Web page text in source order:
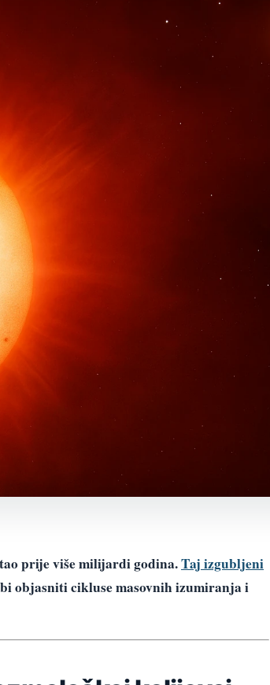
prije više milijardi godina.Taj izgubljeni
objasniti cikluse masovnih izumiranja i